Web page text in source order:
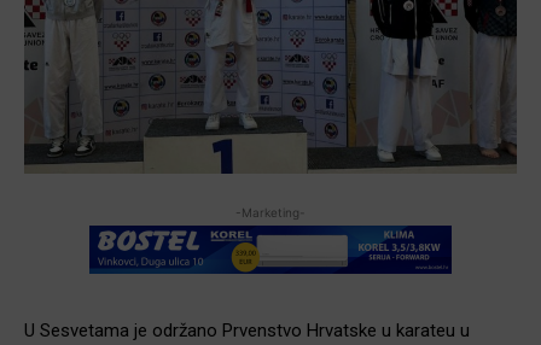
-Marketing-
U Sesvetama je održano Prvenstvo Hrvatske u karateu u